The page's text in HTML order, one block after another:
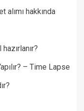
hakkında
– Time Lapse